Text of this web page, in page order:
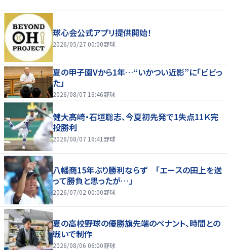
球心会公式アプリ提供開始！
2026/05/27 00:00野球
夏の甲子園Vから1年…“いかつい近影”に「ビビっ
た」
2026/08/07 16:46野球
健大高崎・石垣聡志、今夏初先発で1失点11Ｋ完
投勝利
2026/08/07 16:41 野球
八幡商15年ぶり勝利ならず 「エースの田上を送
って勝負と思ったが…」
2026/07/02 00:00野球
夏の高校野球の優勝旗先端のペナント、時間との
戦いで制作
2026/08/06 06:00野球